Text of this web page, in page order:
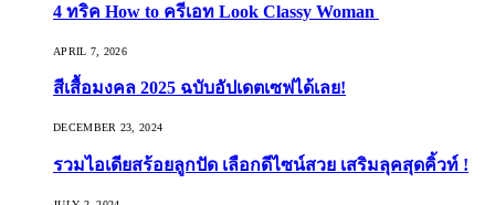
4 ทริค How to ครีเอท Look Classy Woman
APRIL 7, 2026
สีเสื้อมงคล 2025 ฉบับอัปเดตเซฟได้เลย!
DECEMBER 23, 2024
รวมไอเดียสร้อยลูกปัด เลือกดีไซน์สวย เสริมลุคสุดคิ้วท์ !